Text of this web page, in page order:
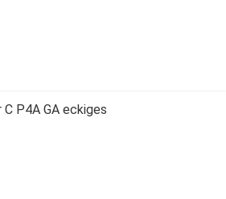
P4A GA eckiges